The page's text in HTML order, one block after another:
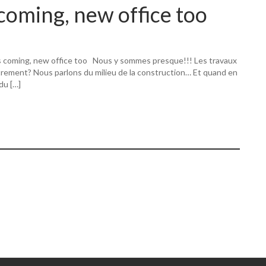
new office too
new office too Nous y sommes presque!!! Les travaux
Nous parlons du milieu de la construction… Et quand en
[…]